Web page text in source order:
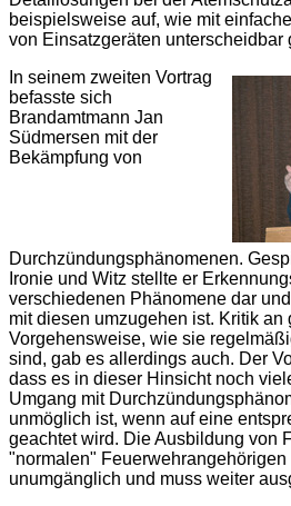
beispielsweise auf, wie mit
von Einsatzgeräten unterscheidbar
In seinem zweiten Vortrag
befasste sich
Brandamtmann Jan
Südmersen mit der
Bekämpfung von
Durchzündungsphänomenen.
Ironie und Witz stellte er
verschiedenen Phänomene dar
mit diesen umzugehen ist. Kritik an
Vorgehensweise, wie sie
sind, gab es allerdings auch. Der
dass es in dieser Hinsicht noch
Umgang mit
unmöglich ist, wenn auf eine
geachtet wird. Die Ausbildung von
"normalen"
unumgänglich und muss weiter